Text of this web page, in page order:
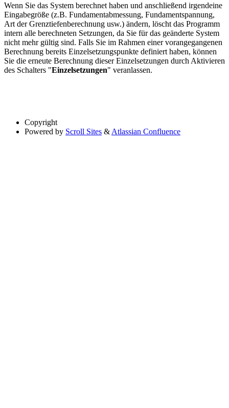
Wenn Sie das System berechnet haben und anschließend irgendeine
Eingabegröße (z.B. Fundamentabmessung, Fundamentspannung,
Art der Grenztiefenberechnung usw.) ändern, löscht das Programm
intern alle berechneten Setzungen, da Sie für das geänderte System
nicht mehr gültig sind. Falls Sie im Rahmen einer vorangegangenen
Berechnung bereits Einzelsetzungspunkte definiert haben, können
Sie die erneute Berechnung dieser Einzelsetzungen durch Aktivieren
des Schalters "Einzelsetzungen" veranlassen.
Copyright
Powered by Scroll Sites & Atlassian Confluence